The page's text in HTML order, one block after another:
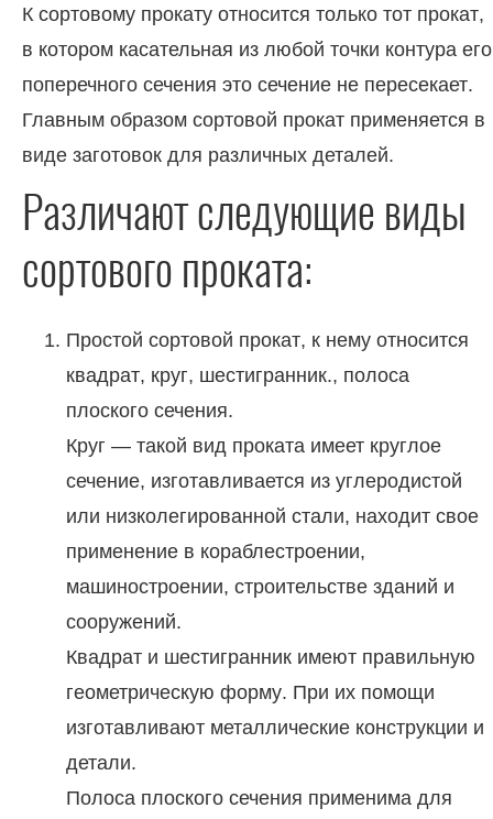
К сортовому прокату относится только тот прокат,
в котором касательная из любой точки контура его
поперечного сечения это сечение не пересекает.
Главным образом сортовой прокат применяется в
виде заготовок для различных деталей.
Различают следующие виды
сортового проката:
Простой сортовой прокат, к нему относится
квадрат, круг, шестигранник., полоса
плоского сечения.
Круг — такой вид проката имеет круглое
сечение, изготавливается из углеродистой
или низколегированной стали, находит свое
применение в кораблестроении,
машиностроении, строительстве зданий и
сооружений.
Квадрат и шестигранник имеют правильную
геометрическую форму. При их помощи
изготавливают металлические конструкции и
детали.
Полоса плоского сечения применима для